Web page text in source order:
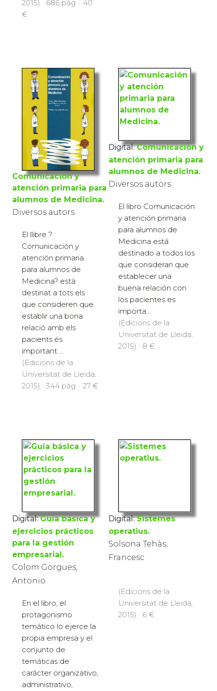
(Edicions de la
Universitat de Lleida,
alumnos de Medicina.
Diversos autors
El llibre ?
Comunicación y
atención primaria
para alumnos de
Medicina? està
destinat a tots els
que consideren que
establir una bona
relació amb els
pacients és
important ...
Digital: Comunicación y
atención primaria para
alumnos de Medicina.
Diversos autors
El libro Comunicación
y atención primaria
para alumnos de
Medicina está
destinado a todos los
que consideran que
establecer una
buena relación con
los pacientes es
importa...
Digital: Guía básica y
ejercicios prácticos
para la gestión
Colom Gorgues,
Antonio
En el libro, el
protagonismo
temático lo ejerce la
propia empresa y el
Digital:
Francesc